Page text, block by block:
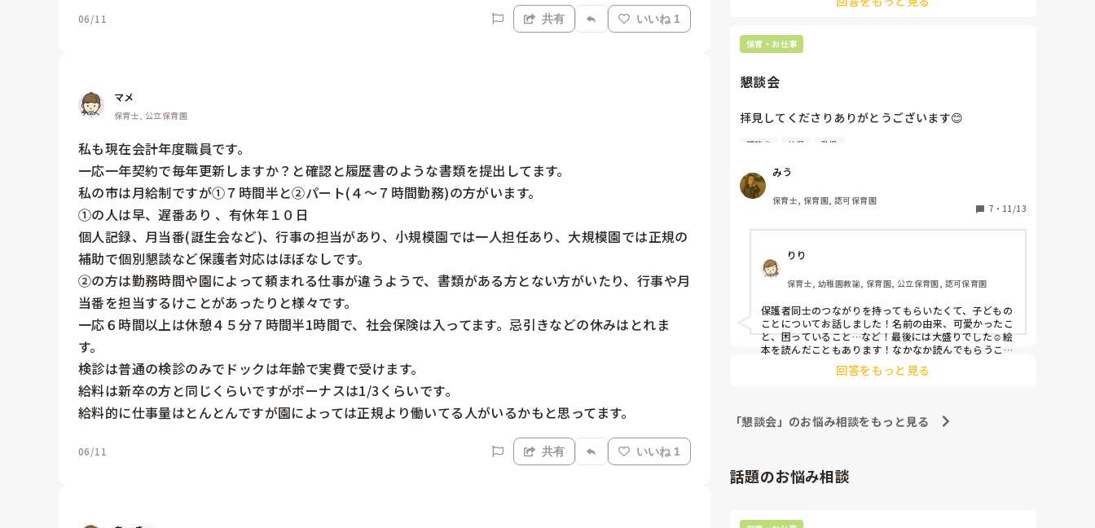
06/11 共有 いいね 1
マメ
保育士, 公立保育園
私も現在会計年度職員です。
一応一年契約で毎年更新しますか？と確認と履歴書のような書類を提出してます。
私の市は月給制ですが①７時間半と②パート(４～７時間勤務)の方がいます。
①の人は早、遅番あり 、有休年１０日
個人記録、月当番(誕生会など)、行事の担当があり、小規模園では一人担任あり、大規模園では正規の
補助で個別懇談など保護者対応はほぼなしです。
②の方は勤務時間や園によって頼まれる仕事が違うようで、書類がある方とない方がいたり、行事や月
当番を担当するけことがあったりと様々です。
一応６時間以上は休憩４５分７時間半1時間で、社会保険は入ってます。忌引きなどの休みはとれま
す。
検診は普通の検診のみでドックは年齢で実費で受けます。
給料は新卒の方と同じくらいですがボーナスは1/3くらいです。
給料的に仕事量はとんとんですが園によっては正規より働いてる人がいるかもと思ってます。
06/11 共有 いいね 1
保育・お仕事
懇談会
拝見してくださりありがとうございます😊
今月の27日に2歳児クラスの懇談会があります。
すか？
懇談会 幼児 乳児
みう
保育士, 保育園, 認可保育園
7 ・ 11/13
りり
保育士, 幼稚園教諭, 保育園, 公立保育園, 認可保育園
保護者同士のつながりを持ってもらいたくて、子どもの
ことについてお話しました！名前の由来、可愛かったこ
と、困っていること…など！最後には大盛りでした☺️絵
本を読んだこともあります！なかなか読んでもらうこと
がないから、嬉しかったと言ってもらいました🪽
回答をもっと見る
「懇談会」のお悩み相談をもっと見る
話題のお悩み相談